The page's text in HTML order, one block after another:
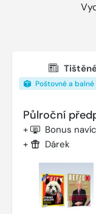
Poštovné a balné
Půlroční
+ Bonus
+ Dárek